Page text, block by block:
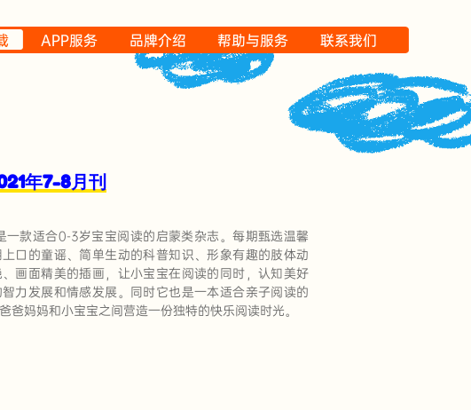
APP服务 品牌介绍 帮助与服务 联系我们
年7-8月刊
款适合0-3岁宝宝阅读的启蒙类杂志。每期甄选温馨
口的童谣、简单生动的科普知识、形象有趣的肢体动
画面精美的插画，让小宝宝在阅读的同时，认知美好
力发展和情感发展。同时它也是一本适合亲子阅读的
爸妈妈和小宝宝之间营造一份独特的快乐阅读时光。